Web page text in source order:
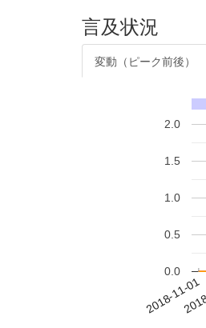
言及状況
変動（ピーク前後）
2018-11-01
0.0
0.5
1.0
1.5
2.0